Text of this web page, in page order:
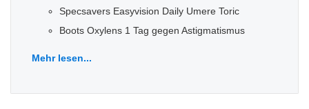
Specsavers Easyvision Daily Umere Toric
Boots Oxylens 1 Tag gegen Astigmatismus
Mehr lesen...